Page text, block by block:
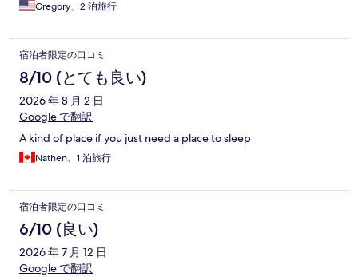
Gregory、2 泊旅行
宿泊者限定の口コミ
8/10 (とても良い)
2026 年 8 月 2 日
Google で翻訳
A kind of place if you just need a place to sleep
Nathen、1 泊旅行
宿泊者限定の口コミ
6/10 (良い)
2026 年 7 月 12 日
Google で翻訳